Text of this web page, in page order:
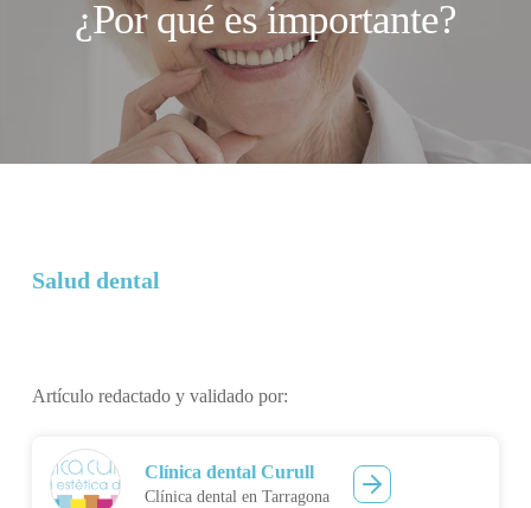
¿Por qué es importante?
Salud dental
Artículo redactado y validado por:
Clínica dental Curull
Clínica dental en Tarragona